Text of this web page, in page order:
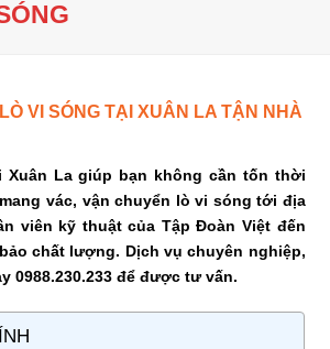
VI SÓNG TẠI XUÂN LA TẬN NHÀ
Xuân La giúp bạn không cần tốn thời
vác, vận chuyển lò vi sóng tới địa
viên kỹ thuật của Tập Đoàn Việt đến
chất lượng. Dịch vụ chuyên nghiệp,
0988.230.233 để được tư vấn.